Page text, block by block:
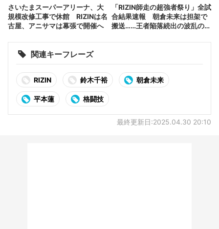
さいたまスーパーアリーナ、大
規模改修工事で休館 RIZINは名
古屋、アニサマは幕張で開催へ
「RIZIN師走の超強者祭り」全試
合結果速報 朝倉未来は担架で
搬送……王者陥落続出の波乱の展
関連キーフレーズ
RIZIN 鈴木千裕 朝倉未来
平本蓮 格闘技
最終更新日:2025.04.30 20:10